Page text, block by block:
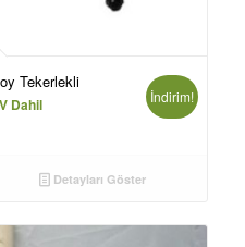
Tekerlekli
Dahil İndirim!
Detayları Göster